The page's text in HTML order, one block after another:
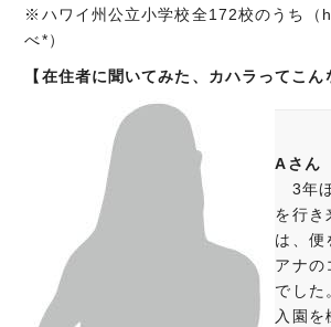
※ハワイ州公立小学校全172校のうち（
べ*）
【在住者に聞いてみた、カハラってこん
Aさん
3年
を行き
は、便
アナの
でした
入園を